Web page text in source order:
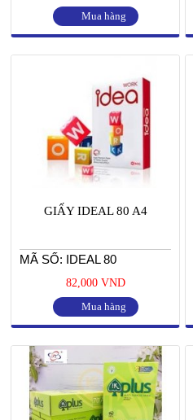
Mua hàng
GIẤY IDEAL 80 A4
MÃ SỐ: IDEAL 80
82,000 VND
Mua hàng